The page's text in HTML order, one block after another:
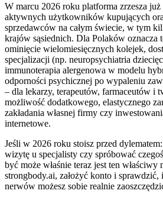
W marcu 2026 roku platforma zrzesza
aktywnych użytkowników kupujących
sprzedawców na całym świecie, w tym
krajów sąsiednich. Dla Polaków oznacza
ominięcie wielomiesięcznych kolejek,
specjalizacji (np. neuropsychiatria
immunoterapia alergenowa w modelu
odporności psychicznej po wypaleniu
– dla lekarzy, terapeutów, farmaceutów i
możliwość dodatkowego, elastycznego
zakładania własnej firmy czy
internetowe.
Jeśli w 2026 roku stoisz przed
wizytę u specjalisty czy spróbować
być może właśnie teraz jest ten właściwy
strongbody.ai, założyć konto i sprawdzić,
nerwów możesz sobie realnie